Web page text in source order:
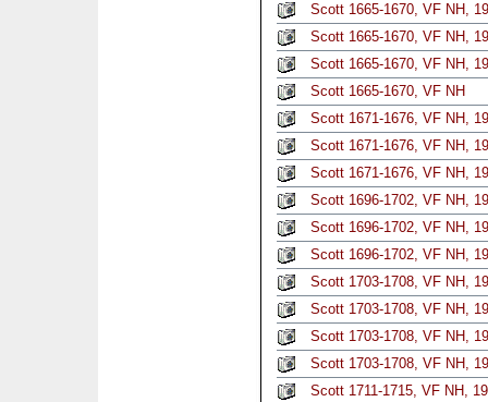
Scott 1665-1670, VF NH,
Scott 1665-1670, VF NH,
Scott 1665-1670, VF NH,
Scott 1665-1670, VF NH
Scott 1671-1676, VF NH,
Scott 1671-1676, VF NH,
Scott 1671-1676, VF NH,
Scott 1696-1702, VF NH,
Scott 1696-1702, VF NH,
Scott 1696-1702, VF NH,
Scott 1703-1708, VF NH,
Scott 1703-1708, VF NH,
Scott 1703-1708, VF NH,
Scott 1703-1708, VF NH,
Scott 1711-1715, VF NH,